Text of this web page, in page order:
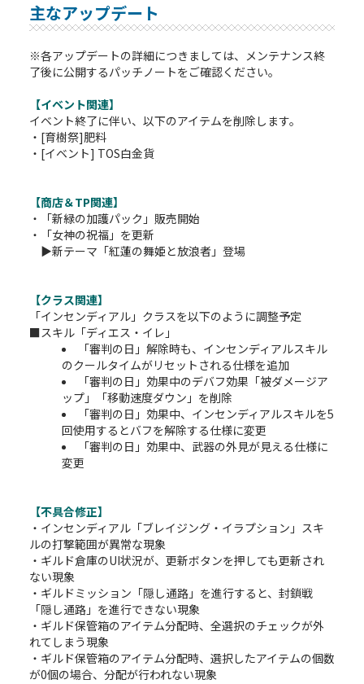
主なアップデート
※各アップデートの詳細につきましては、メンテナンス終
了後に公開するパッチノートをご確認ください。
【イベント関連】
イベント終了に伴い、以下のアイテムを削除します。
・[育樹祭]肥料
・[イベント] TOS白金貨
【商店＆TP関連】
・「新緑の加護パック」販売開始
・「女神の祝福」を更新
▶新テーマ「紅蓮の舞姫と放浪者」登場
【クラス関連】
「インセンディアル」クラスを以下のように調整予定
■スキル「ディエス・イレ」
「審判の日」解除時も、インセンディアルスキル
のクールタイムがリセットされる仕様を追加
「審判の日」効果中のデバフ効果「被ダメージア
ップ」「移動速度ダウン」を削除
「審判の日」効果中、インセンディアルスキルを5
回使用するとバフを解除する仕様に変更
「審判の日」効果中、武器の外見が見える仕様に
変更
【不具合修正】
・インセンディアル「ブレイジング・イラプション」スキ
ルの打撃範囲が異常な現象
・ギルド倉庫のUI状況が、更新ボタンを押しても更新され
ない現象
・ギルドミッション「隠し通路」を進行すると、封鎖戦
「隠し通路」を進行できない現象
・ギルド保管箱のアイテム分配時、全選択のチェックが外
れてしまう現象
・ギルド保管箱のアイテム分配時、選択したアイテムの個数
が0個の場合、分配が行われない現象